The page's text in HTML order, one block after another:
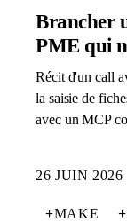
Brancher
PME qui
Récit d'un call
la saisie de
avec un MCP
26 JUIN 2026
+MAKE +